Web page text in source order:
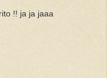
!! ja ja jaaa